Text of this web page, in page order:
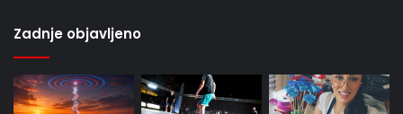
Zadnje objavljeno